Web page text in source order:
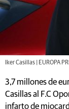
Iker Casillas | EUROPA
3,7 millones de
Casillas al F.C
infarto de